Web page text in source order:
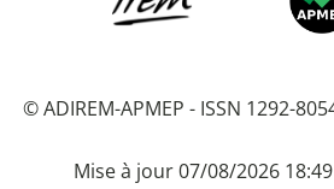
© ADIREM-APMEP - ISSN 1292-
Mise à jour 07/08/2026